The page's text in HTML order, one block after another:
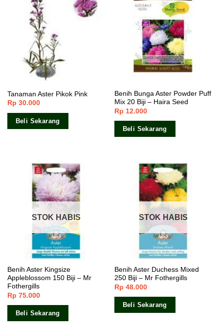
Tanaman Aster Pikok Pink
Rp 30.000
Beli Sekarang
Benih Bunga Aster Powder Puff
Mix 20 Biji – Haira Seed
Rp 12.000
Beli Sekarang
STOK HABIS
Benih Aster Kingsize
Appleblossom 150 Biji – Mr
Fothergills
Rp 75.000
Beli Sekarang
STOK HABIS
Benih Aster Duchess Mixed
250 Biji – Mr Fothergills
Rp 48.000
Beli Sekarang